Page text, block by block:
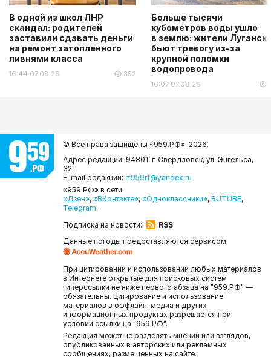
В одной из школ ЛНР
скандал: родителей
заставили сдавать деньги
на ремонт затопленного
ливнями класса
16:44 07.08.26 352
Больше тысячи
кубометров воды ушло
в землю: жители
бьют тревогу из-за
крупной поломки
водопровода
16:07 07.08.26
© Все права защищены «959.РФ», 2026.
Адрес редакции: 94801, г. Свердловск, ул. Энгельса,
32.
E-mail редакции: rf959rf@yandex.ru
«959.РФ» в сети:
«Дзен», «ВКонтакте», «Одноклассники», RUTUBE,
Telegram.
Подписка на новости:
RSS
Данные погоды предоставляются сервисом
При цитировании и использовании любых материалов
в Интернете открытые для поисковых систем
гиперссылки не ниже первого абзаца на "959.РФ" —
обязательны. Цитирование и использование
материалов в оффлайн-медиа и других
информационных продуктах разрешается при
условии ссылки на "959.РФ".
Редакция может не разделять мнений или взглядов,
опубликованных в авторских или рекламных
сообщениях, размещенных на сайте.